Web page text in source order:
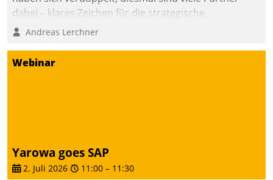
dabei – klares Zeichen für die strategische
Fokussierung auf den Kunden.
Andreas Lerchner
Webinar
Yarowa goes SAP
2. Juli 2026 11:00 – 11:30